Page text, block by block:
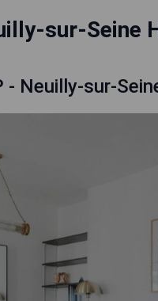
sur-Seine
- Neuilly-sur-